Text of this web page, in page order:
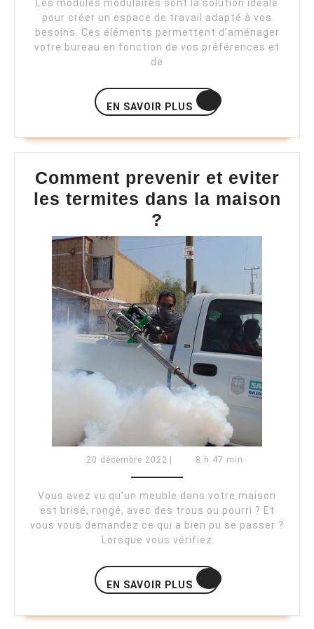
Les modules modulaires sont la solution idéale
pour créer un espace de travail adapté à vos
besoins. Ces éléments permettent d’aménager
votre bureau en fonction de vos préférences et
de
EN SAVOIR PLUS
EN
SAVOIR
Comment prevenir et eviter
les termites dans la maison
?
prevenir
eviter
les
termites
dans
la
maison
?
20 décembre 2022 20
| 8 h 47 min
Vous avez vu qu’un meuble dans votre maison
est brisé, rongé, avec des trous ou pourri ? Et
vous vous demandez ce qui a bien pu se passer ?
Lorsque vous vérifiez
EN SAVOIR PLUS
EN
SAVOIR